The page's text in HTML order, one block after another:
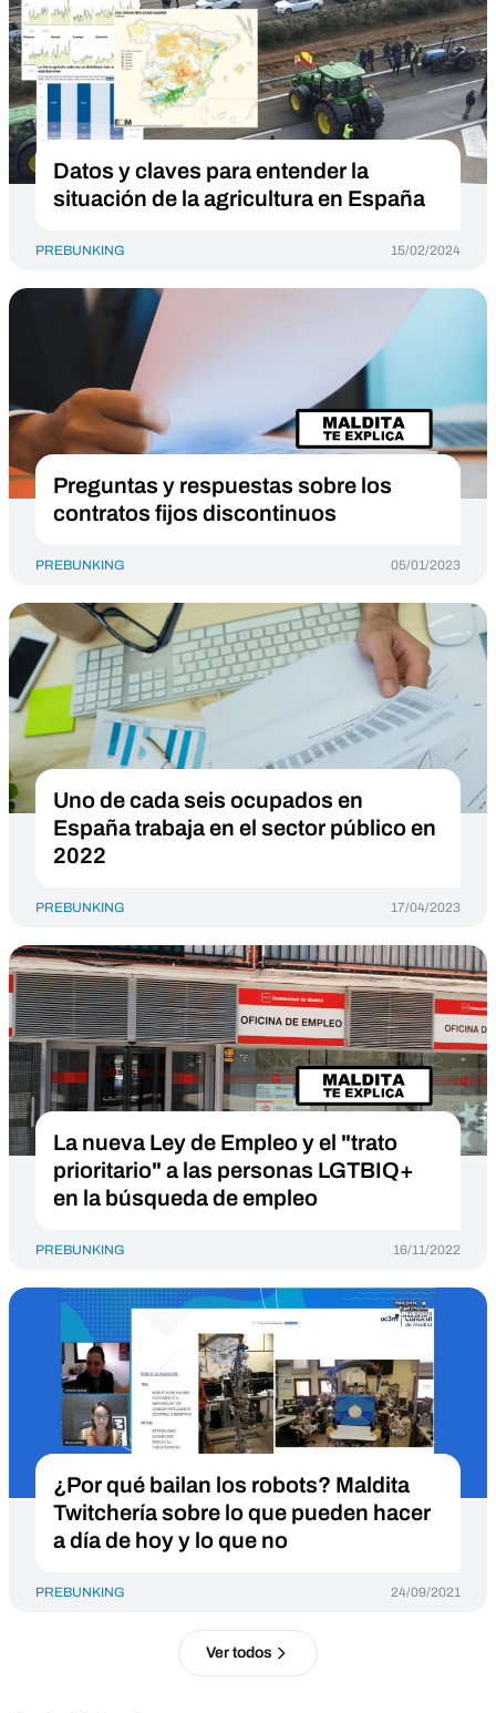
Datos y claves para entender la
situación de la agricultura en España
PREBUNKING 15/02/2024
Preguntas y respuestas sobre los
contratos fijos discontinuos
PREBUNKING 05/01/2023
Uno de cada seis ocupados en
España trabaja en el sector público en
2022
PREBUNKING 17/04/2023
La nueva Ley de Empleo y el "trato
prioritario" a las personas LGTBIQ+
en la búsqueda de empleo
PREBUNKING 16/11/2022
¿Por qué bailan los robots? Maldita
Twitchería sobre lo que pueden hacer
a día de hoy y lo que no
PREBUNKING 24/09/2021
Ver todos